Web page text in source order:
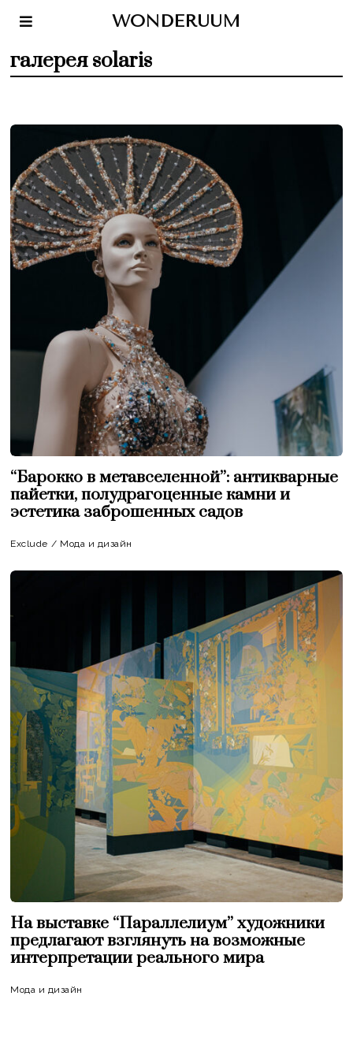
WONDERUUM
галерея solaris
“Барокко в метавселенной”: антикварные
пайетки, полудрагоценные камни и
эстетика заброшенных садов
Exclude / Мода и дизайн
На выставке “Параллелиум” художники
предлагают взглянуть на возможные
интерпретации реального мира
Мода и дизайн